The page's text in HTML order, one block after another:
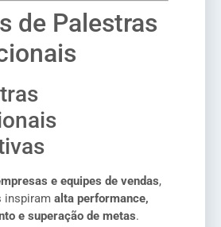
de Palestras
e equipes de vendas,
inspiram alta performance,
e superação de metas.